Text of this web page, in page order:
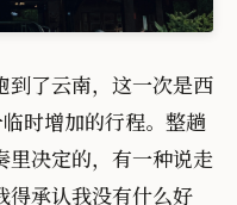
到了云南，这一次是西
时增加的行程。整趟
里决定的，有一种说走
得承认我没有什么好